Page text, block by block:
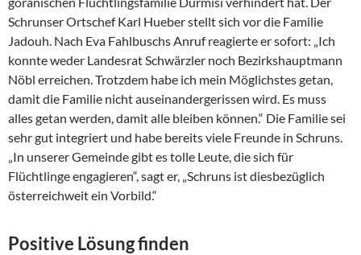
Schrunser Ortschef Karl Hueber stellt sich vor die Familie
Jadouh. Nach Eva Fahlbuschs Anruf reagierte er sofort: „Ich
konnte weder Landesrat Schwärzler noch Bezirkshauptmann
Nöbl erreichen. Trotzdem habe ich mein Möglichstes getan,
damit die Familie nicht auseinandergerissen wird. Es muss
alles getan werden, damit alle bleiben können.“ Die Familie sei
sehr gut integriert und habe bereits viele Freunde in Schruns.
„In unserer Gemeinde gibt es tolle Leute, die sich für
Flüchtlinge engagieren“, sagt er, „Schruns ist diesbezüglich
österreichweit ein Vorbild.“
Positive Lösung finden